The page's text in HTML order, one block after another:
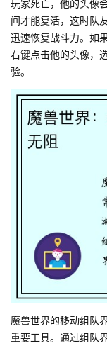
玩家死亡，他的头像
间才能复活，这时队
迅速恢复战斗力。如
右键点击他的头像，
验。
魔兽世界的移动组队
重要工具。通过组队